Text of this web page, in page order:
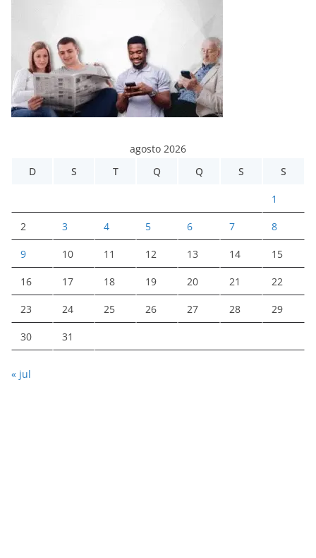
agosto 2026
D
S T Q Q S S
1
2 3 4 5 6 7 8
9 10 11 12 13 14 15
16 17 18 19 20 21 22
23 24 25 26 27 28 29
30 31
« jul